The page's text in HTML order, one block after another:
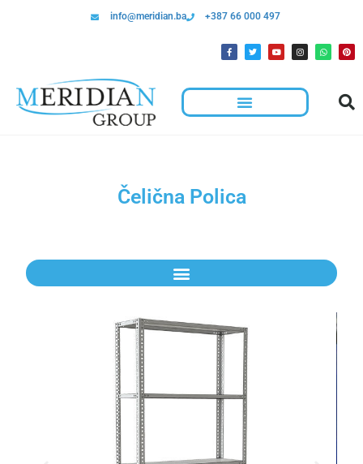
info@meridian.ba +387 66 000 497
Čelična Polica